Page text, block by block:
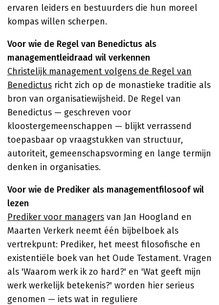
ervaren leiders en bestuurders die hun moreel
kompas willen scherpen.
Voor wie de Regel van Benedictus als
managementleidraad wil verkennen
Christelijk management volgens de Regel van
Benedictus richt zich op de monastieke traditie als
bron van organisatiewijsheid. De Regel van
Benedictus — geschreven voor
kloostergemeenschappen — blijkt verrassend
toepasbaar op vraagstukken van structuur,
autoriteit, gemeenschapsvorming en lange termijn
denken in organisaties.
Voor wie de Prediker als managementfilosoof wil
lezen
Prediker voor managers van Jan Hoogland en
Maarten Verkerk neemt één bijbelboek als
vertrekpunt: Prediker, het meest filosofische en
existentiële boek van het Oude Testament. Vragen
als 'Waarom werk ik zo hard?' en 'Wat geeft mijn
werk werkelijk betekenis?' worden hier serieus
genomen — iets wat in reguliere